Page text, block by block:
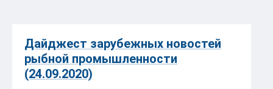
Дайджест зарубежных новостей
рыбной промышленности
(24.09.2020)